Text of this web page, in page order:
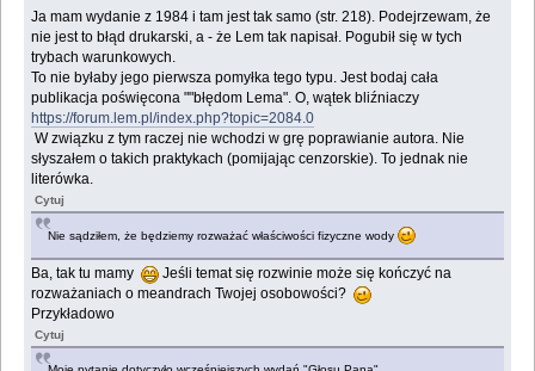
Ja mam wydanie z 1984 i tam jest tak samo (str. 218). Podejrzewam, że
nie jest to błąd drukarski, a - że Lem tak napisał. Pogubił się w tych
trybach warunkowych.
To nie byłaby jego pierwsza pomyłka tego typu. Jest bodaj cała
publikacja poświęcona ""błędom Lema". O, wątek bliźniaczy
https://forum.lem.pl/index.php?topic=2084.0
W związku z tym raczej nie wchodzi w grę poprawianie autora. Nie
słyszałem o takich praktykach (pomijając cenzorskie). To jednak nie
literówka.
Cytuj
Nie sądziłem, że będziemy rozważać właściwości fizyczne wody
Ba, tak tu mamy
Jeśli temat się rozwinie może się kończyć na
rozważaniach o meandrach Twojej osobowości?
Przykładowo
Cytuj